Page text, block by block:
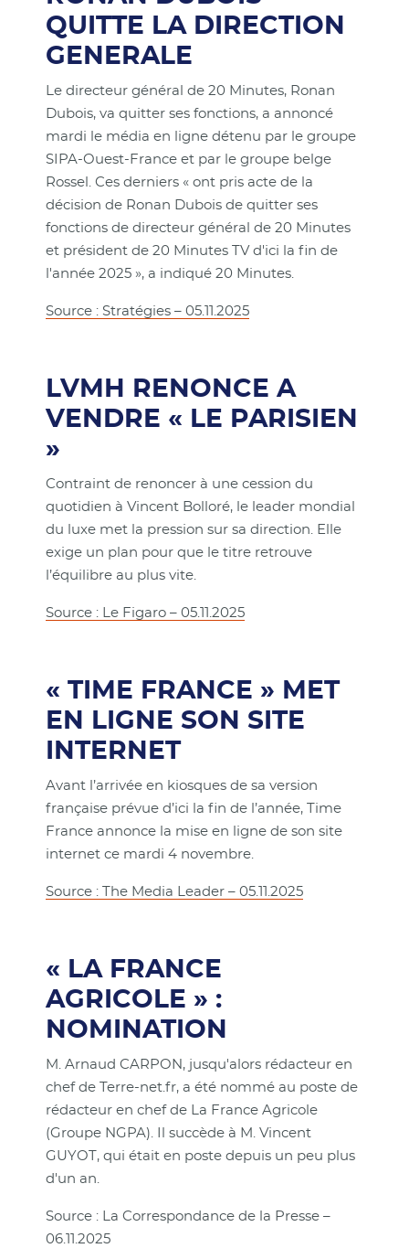
QUITTE LA DIRECTION
GENERALE
Le directeur général de 20 Minutes, Ronan
Dubois, va quitter ses fonctions, a annoncé
mardi le média en ligne détenu par le groupe
SIPA-Ouest-France et par le groupe belge
Rossel. Ces derniers « ont pris acte de la
décision de Ronan Dubois de quitter ses
fonctions de directeur général de 20 Minutes
et président de 20 Minutes TV d'ici la fin de
l'année 2025 », a indiqué 20 Minutes.
Source : Stratégies – 05.11.2025
LVMH RENONCE A
VENDRE « LE PARISIEN
»
Contraint de renoncer à une cession du
quotidien à Vincent Bolloré, le leader mondial
du luxe met la pression sur sa direction. Elle
exige un plan pour que le titre retrouve
l’équilibre au plus vite.
Source : Le Figaro – 05.11.2025
« TIME FRANCE » MET
EN LIGNE SON SITE
INTERNET
Avant l’arrivée en kiosques de sa version
française prévue d’ici la fin de l’année, Time
France annonce la mise en ligne de son site
internet ce mardi 4 novembre.
Source : The Media Leader – 05.11.2025
« LA FRANCE
AGRICOLE » :
NOMINATION
M. Arnaud CARPON, jusqu'alors rédacteur en
chef de Terre-net.fr, a été nommé au poste de
rédacteur en chef de La France Agricole
(Groupe NGPA). Il succède à M. Vincent
GUYOT, qui était en poste depuis un peu plus
d'un an.
Source : La Correspondance de la Presse –
06.11.2025